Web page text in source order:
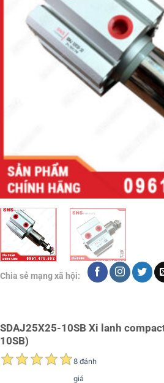
Chia sẻ mạng xã hội:
SDAJ25X25-10SB Xi lanh
10SB)
8 đánh
giá